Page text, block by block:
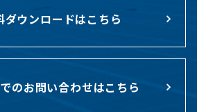
ダウンロードはこちら
のお問い合わせはこちら